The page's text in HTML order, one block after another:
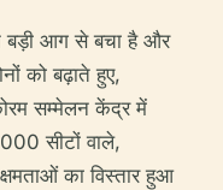
बड़ी आग से बचा है और
को बढ़ाते हुए,
सम्मेलन केंद्र में
सीटों वाले,
का विस्तार हुआ